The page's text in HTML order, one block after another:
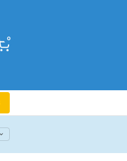
0